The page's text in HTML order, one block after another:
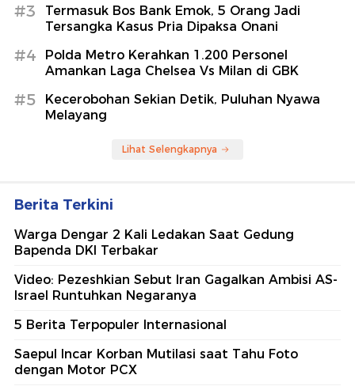
#3
Termasuk Bos Bank Emok, 5 Orang Jadi
Tersangka Kasus Pria Dipaksa Onani
#4
Polda Metro Kerahkan 1.200 Personel
Amankan Laga Chelsea Vs Milan di GBK
#5
Kecerobohan Sekian Detik, Puluhan Nyawa
Melayang
Lihat Selengkapnya
Berita Terkini
Warga Dengar 2 Kali Ledakan Saat Gedung
Bapenda DKI Terbakar
Video: Pezeshkian Sebut Iran Gagalkan Ambisi AS-
Israel Runtuhkan Negaranya
5 Berita Terpopuler Internasional
Saepul Incar Korban Mutilasi saat Tahu Foto
dengan Motor PCX